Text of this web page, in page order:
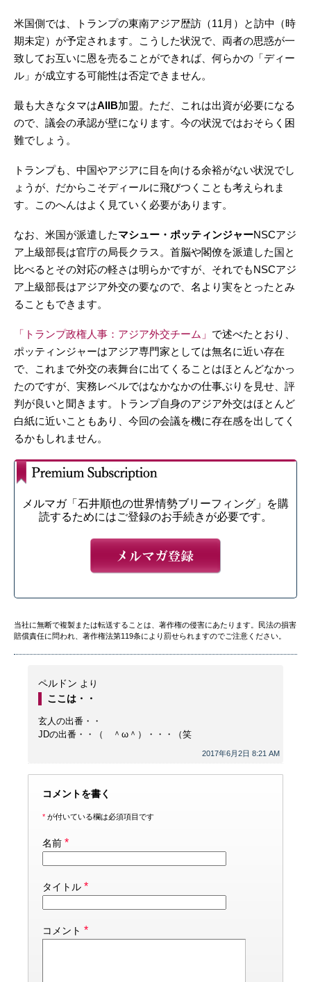
米国側では、トランプの東南アジア歴訪（11月）と訪中（時
期未定）が予定されます。こうした状況で、両者の思惑が一
致してお互いに恩を売ることができれば、何らかの「ディー
ル」が成立する可能性は否定できません。
最も大きなタマはAIIB加盟。ただ、これは出資が必要になる
ので、議会の承認が壁になります。今の状況ではおそらく困
難でしょう。
トランプも、中国やアジアに目を向ける余裕がない状況でし
ょうが、だからこそディールに飛びつくことも考えられま
す。このへんはよく見ていく必要があります。
なお、米国が派遣したマシュー・ポッティンジャーNSCアジ
ア上級部長は官庁の局長クラス。首脳や閣僚を派遣した国と
比べるとその対応の軽さは明らかですが、それでもNSCアジ
ア上級部長はアジア外交の要なので、名より実をとったとみ
ることもできます。
「トランプ政権人事：アジア外交チーム」 で述べたとおり、
ポッティンジャーはアジア専門家としては無名に近い存在
で、これまで外交の表舞台に出てくることはほとんどなかっ
たのですが、実務レベルではなかなかの仕事ぶりを見せ、評
判が良いと聞きます。トランプ自身のアジア外交はほとんど
白紙に近いこともあり、今回の会議を機に存在感を出してく
るかもしれません。
メルマガ「石井順也の世界情勢ブリーフィング」を購
読するためにはご登録のお手続きが必要です。
当社に無断で複製または転送することは、著作権の侵害にあたります。民法の損害
賠償責任に問われ、著作権法第119条により罰せられますのでご注意ください。
ペルドン より
2017年6月2日 8:21 AM
ここは・・
玄人の出番・・
JDの出番・・（ ＾ω＾）・・・（笑
コメントを書く
* が付いている欄は必須項目です
名前 *
タイトル *
コメント *